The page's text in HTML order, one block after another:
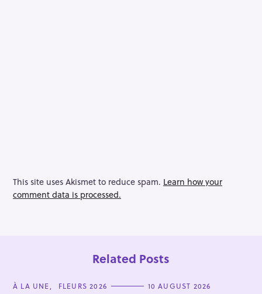
This site uses Akismet to reduce spam. Learn how your
comment data is processed.
Related Posts
C
À LA UNE FLEURS 2026 10 AUGUST 2026